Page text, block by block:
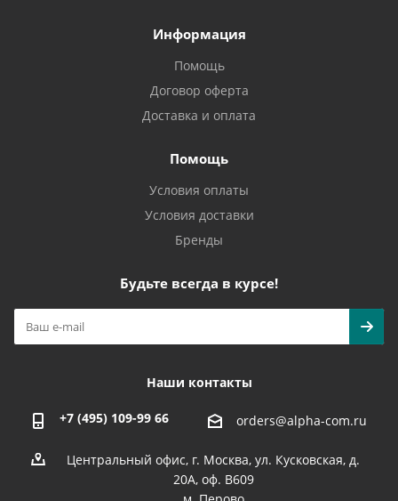
Информация
Помощь
Договор оферта
Доставка и оплата
Помощь
Условия оплаты
Условия доставки
Бренды
Будьте всегда в курсе!
Наши контакты
+7 (495) 109-99 66 orders@alpha-com.ru
Центральный офис, г. Москва, ул. Кусковская, д.
20А, оф. В609